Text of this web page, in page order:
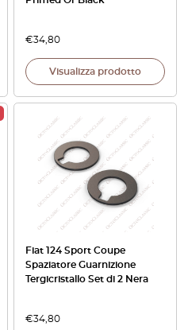
€34,80
Visualizza prodotto
Fiat 124 Sport Coupe
Spaziatore Guarnizione
Tergicristallo Set di 2 Nera
€34,80